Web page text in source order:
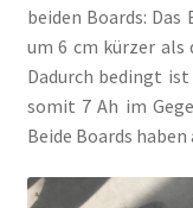
beiden Boards:
um 6 cm kürzer als
Dadurch bedingt
somit 7 Ah im
Beide Boards